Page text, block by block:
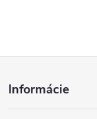
Informácie